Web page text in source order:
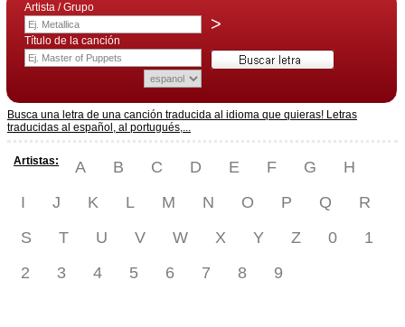
Artista / Grupo
>
Título de la canción
Busca una letra de una canción traducida al idioma que quieras! Letras
traducidas al español, al portugués,...
Artistas: A B C D E F G
H
I
J K L M N O P Q
R
S
T U V W X Y Z 0
1
2
3 4 5 6 7 8 9